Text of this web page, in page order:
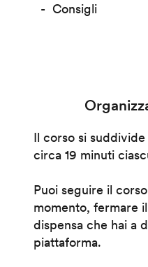
Consigli
Il corso si
circa 19 minuti
Puoi seguire il
momento, fermare
dispensa che hai a
piattaforma.